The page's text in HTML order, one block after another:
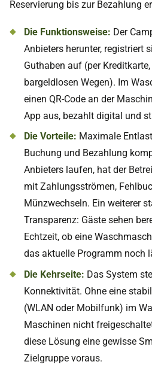
Reservierung bis zur Bezahlung
Die Funktionsweise: Der
Anbieters herunter, registriert
Guthaben auf (per
bargeldlosen Wegen). Im
einen QR-Code an der
App aus, bezahlt digital und
Die Vorteile: Maximale
Buchung und Bezahlung
Anbieters laufen, hat der
mit Zahlungsströmen,
Münzwechseln. Ein weiterer
Transparenz: Gäste sehen
Echtzeit, ob eine
das aktuelle Programm noch
Die Kehrseite: Das System
Konnektivität. Ohne eine
(WLAN oder Mobilfunk) im
Maschinen nicht
diese Lösung eine gewisse
Zielgruppe voraus.